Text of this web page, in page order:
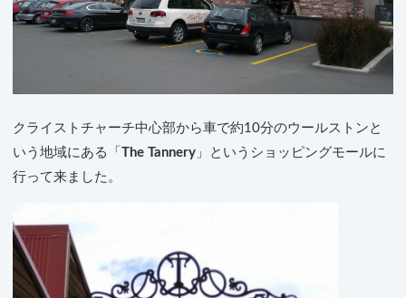
クライストチャーチ中心部から車で約10分のウールストンと
いう地域にある「 The Tannery 」というショッピングモールに
行って来ました。